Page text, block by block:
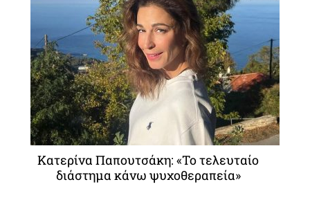
Κατερίνα Παπουτσάκη: «Το τελευταίο
διάστημα κάνω ψυχοθεραπεία»